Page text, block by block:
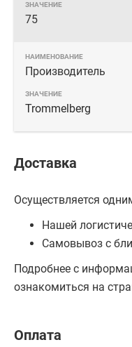
75
Производитель
Trommelberg
Доставка
Осуществляется
Нашей
Самовывоз с
Подробнее с
ознакомиться на
Оплата